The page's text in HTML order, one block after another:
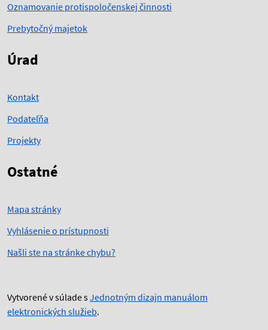
Oznamovanie protispoločenskej činnosti
Prebytočný majetok
Úrad
Kontakt
Podateľňa
Projekty
Ostatné
Mapa stránky
Vyhlásenie o prístupnosti
Našli ste na stránke chybu?
Vytvorené v súlade sJednotným dizajn manuálom
elektronických služieb.